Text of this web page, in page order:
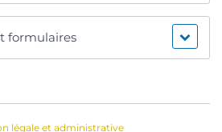
formulaires
légale et administrative